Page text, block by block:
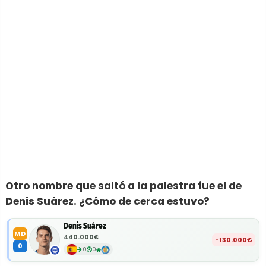
Otro nombre que saltó a la palestra fue el de
Denis Suárez. ¿Cómo de cerca estuvo?
MD
0
Denis Suárez
440.000€
0 0
-130.000€